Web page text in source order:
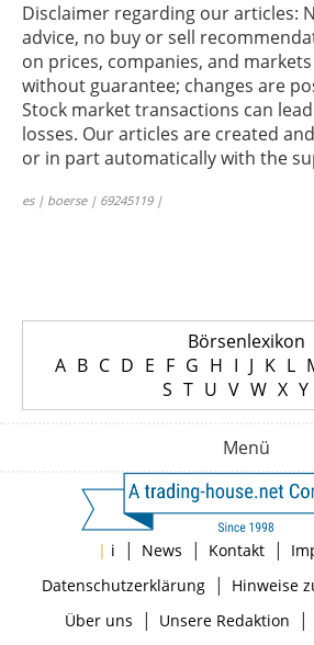
Disclaimer regarding our articles:
advice, no buy or sell
on prices, companies, and
without guarantee; changes are
Stock market transactions can
losses. Our articles are created
or in part automatically with the
es | boerse | 69245119 |
Börsenlexikon
A B C D E F G H I J K L
S T U V W X Y
Menü
| i | News | Kontakt |
Datenschutzerklärung| Hinweise
Über uns | Unsere Redaktion |